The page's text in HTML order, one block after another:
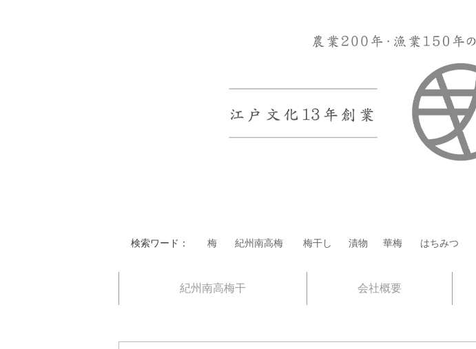
検索ワード： 梅 紀州南高梅 梅干し 漬物 華梅 はちみつ
紀州南高梅干 会社概要